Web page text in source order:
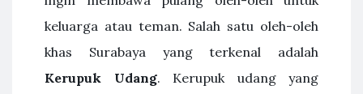
keluarga atau teman. Salah satu oleh-oleh
khas Surabaya yang terkenal adalah
Kerupuk Udang. Kerupuk udang yang